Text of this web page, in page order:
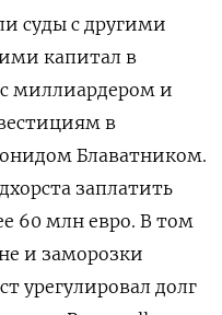
суды с другими
капитал в
с миллиардером и
в
Блаватником.
заплатить
60 млн евро. В том
и заморозки
урегулировал долг